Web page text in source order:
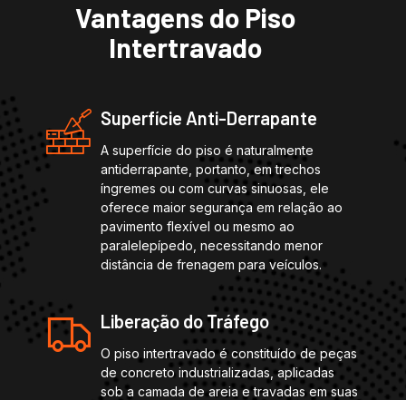
Vantagens do Piso
Intertravado
Superfície Anti-Derrapante
A superfície do piso é naturalmente
antiderrapante, portanto, em trechos
íngremes ou com curvas sinuosas, ele
oferece maior segurança em relação ao
pavimento flexível ou mesmo ao
paralelepípedo, necessitando menor
distância de frenagem para veículos.
Liberação do Tráfego
O piso intertravado é constituído de peças
de concreto industrializadas, aplicadas
sob a camada de areia e travadas em suas